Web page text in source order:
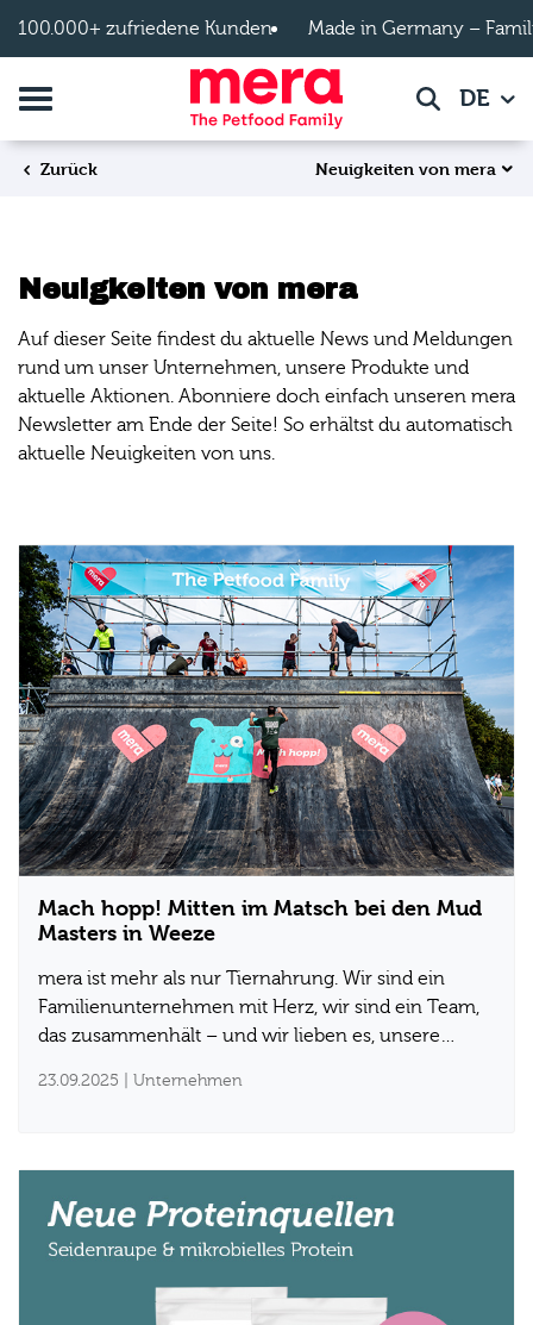
100.000+ zufriedene Kunden Made in Germany –
Navigation umschalten SucheDE
Zurück Neuigkeiten von mera
Neuigkeiten von mera
Auf dieser Seite findest du aktuelle News und Meldungen
rund um unser Unternehmen, unsere Produkte und
aktuelle Aktionen. Abonniere doch einfach unseren mera
Newsletter am Ende der Seite! So erhältst du automatisch
aktuelle Neuigkeiten von uns.
Mach hopp! Mitten im Matsch bei den Mud
Masters in Weeze
mera ist mehr als nur Tiernahrung. Wir sind ein
Familienunternehmen mit Herz, wir sind ein Team,
das zusammenhält – und wir lieben es, unsere…
23.09.2025 | Unternehmen